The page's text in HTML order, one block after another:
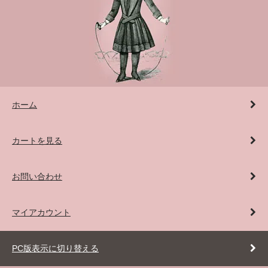
ホーム
カートを見る
お問い合わせ
マイアカウント
PC版表示に切り替える